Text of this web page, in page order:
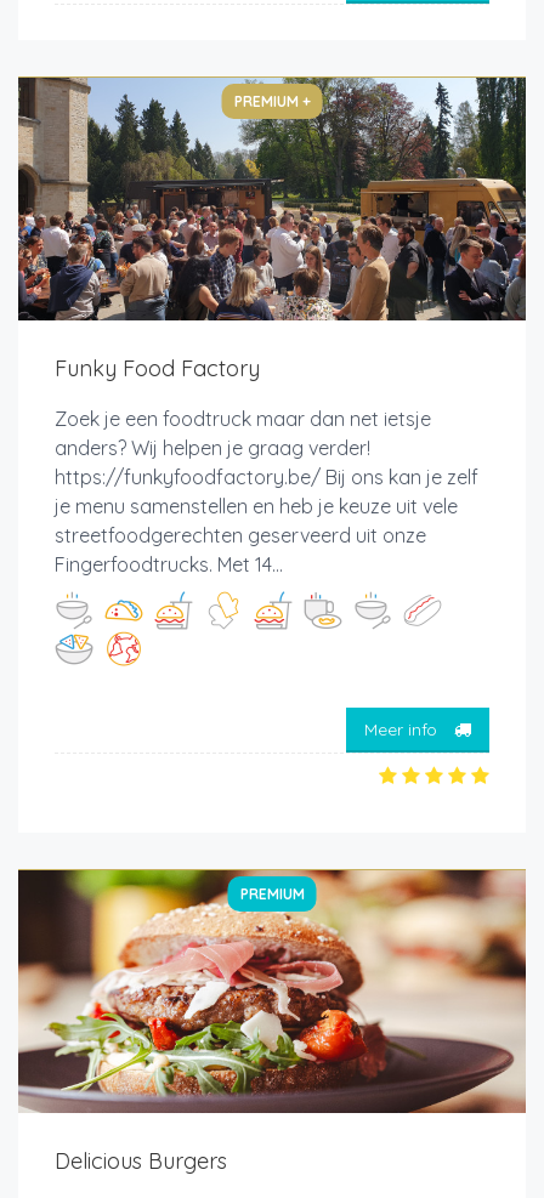
PREMIUM +
Funky Food Factory
Zoek je een foodtruck maar dan net ietsje
anders? Wij helpen je graag verder!
https://funkyfoodfactory.be/ Bij ons kan je zelf
je menu samenstellen en heb je keuze uit vele
streetfoodgerechten geserveerd uit onze
Fingerfoodtrucks. Met 14...
Meer info
PREMIUM
Delicious Burgers